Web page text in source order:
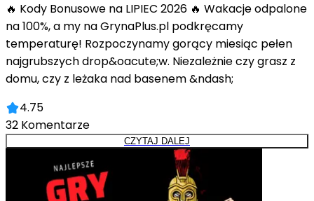
🔥 Kody Bonusowe na LIPIEC 2026 🔥 Wakacje odpalone
na 100%, a my na GrynaPlus.pl podkręcamy
temperaturę! Rozpoczynamy gorący miesiąc pełen
najgrubszych drop&oacute;w. Niezależnie czy grasz z
domu, czy z leżaka nad basenem &ndash;
4.75
32 Komentarze
CZYTAJ DALEJ